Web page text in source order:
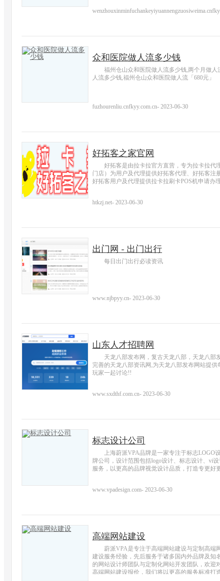
众和医院做人流多少钱
福州仓山众和医院做人流多少钱,两个月做
人流多少钱,福州仓山众和医院做人流「680元」
fuzhourenliu.cnfkyy.com.cn- 2023-06-30
好拓客之家官网
好拓客是由拉卡拉官方直营，专为拉卡拉代
门店）为用户及代理提供好拓客代理、好拓客
好拓客用户及代理提供拉卡拉刷卡POS机申请办
htkzj.net- 2023-06-30
出门网 - 出门出行
每日出门出行必读资讯
www.njbpyy.cn- 2023-06-30
山东人才招聘网
天龙八部发布网，复古天龙八部，天龙八部
完善的天龙八部资讯网,为天龙八部发布网站提
玩家一起讨论!!
www.sxdthf.com.cn- 2023-06-30
标志设计公司
上海蔚派VPA品牌是一家专注于标志
牌公司，设计范围包括logo设计、标志设计、vi
服务，以更高的品牌视觉设计品质，打造专更好
www.vpadesign.com- 2023-06-30
高端网站建设
蔚派VPA是专注于高端网站建设与定制高端
建设服务经验，先后服务于诸多国内外品牌及
的网站设计师团队与定制化网站开发团队，欢
高端网站建设报价，我们将以更高的服务标准打